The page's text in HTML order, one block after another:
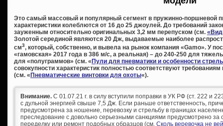
Это самый массовый и популярный сегмент в пружинно-поршневой
характеристики колеблются от 16 до 25 джоулей. До требований
зауженным относительно оригинальных 3,2 мм перепуском (см.
Золотой серединой являются 20 Дж, выдаваемые наиболее
см3, который, собственно, и вывела на рынок компания «Gamo». У
«гамовская» 2017 года в 386 м/с, а реальная) – до 240-250 для
для «полуграммов» (см. «Пули для пневматики и особенности
совокупности характеристик полностью соответствуют
(см. «Пневматические винтовки для охоты«).
Внимание. С 01.07.21 г. в силу вступили поправки в УК РФ (ст. 222 и
с дульной энергией свыше 7,5 Дж. Если раньше ответственность,
предусмотрена за ношение, перевозку и стрельбу в границах
преследование с довольно серьезными санкциями предусмотрено за
переделку или ремонт подобных образцов (см. Сколь веревочка не